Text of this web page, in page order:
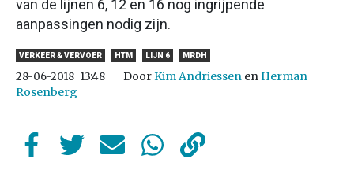
van de lijnen 6, 12 en 16 nog ingrijpende
aanpassingen nodig zijn.
VERKEER & VERVOER HTM LIJN 6 MRDH
28-06-2018 13:48 DoorKim Andriessen en Herman
Rosenberg